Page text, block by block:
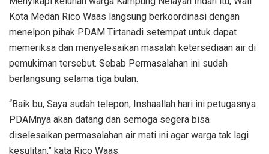
Kota Medan Rico Waas langsung berkoordinasi dengan
menelpon pihak PDAM Tirtanadi setempat untuk dapat
memeriksa dan menyelesaikan masalah ketersediaan air di
pemukiman tersebut. Sebab Permasalahan ini sudah
berlangsung selama tiga bulan.
“Baik bu, Saya sudah telepon, Inshaallah hari ini petugasnya
PDAMnya akan datang dan semoga segera bisa
diselesaikan permasalahan air mati ini agar warga tak lagi
kesulitan,” kata Rico Waas.